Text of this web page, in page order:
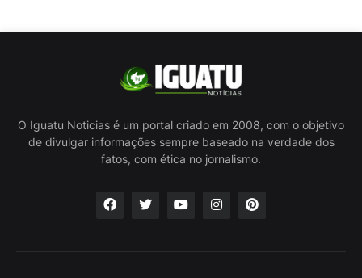
O Iguatu Noticias é um portal criado em 2008, com o objetivo
de divulgar informações sempre baseado na verdade dos
fatos, com ética no jornalismo.